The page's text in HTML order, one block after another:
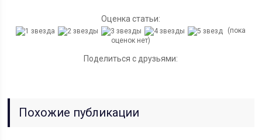
Оценка статьи:
(пока
оценок нет)
Поделиться с друзьями:
Похожие публикации